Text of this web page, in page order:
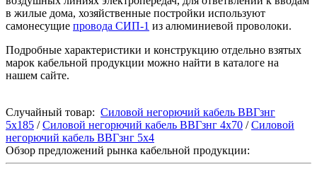
в жилые дома, хозяйственные постройки используют
самонесущие провода СИП-1 из алюминиевой проволоки.
Подробные характеристики и конструкцию отдельно взятых
марок кабельной продукции можно найти в каталоге на
нашем сайте.
Случайный товар: Силовой негорючий кабель ВВГзнг
5х185 /Силовой негорючий кабель ВВГзнг 4х70 /Силовой
негорючий кабель ВВГзнг 5х4
Обзор предложений рынка кабельной продукции: